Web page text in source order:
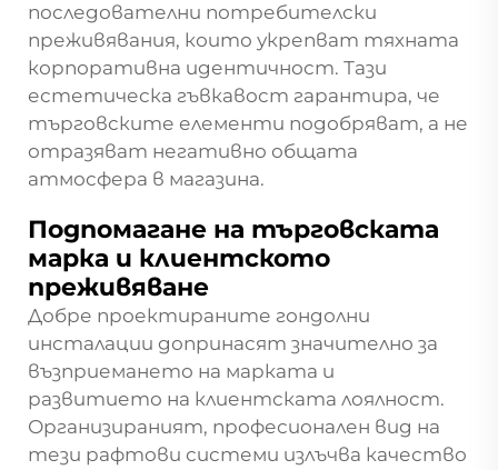
последователни потребителски
преживявания, които укрепват тяхната
корпоративна идентичност. Тази
естетическа гъвкавост гарантира, че
търговските елементи подобряват, а не
отразяват негативно общата
атмосфера в магазина.
Подпомагане на търговската
марка и клиентското
преживяване
Добре проектираните гондолни
инсталации допринасят значително за
възприемането на марката и
развитието на клиентската лоялност.
Организираният, професионален вид на
тези рафтови системи излъчва качество